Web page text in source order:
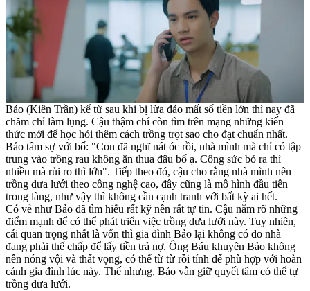
Bảo (Kiên Trần) kể từ sau khi bị lừa đảo mất số tiền lớn thì nay đã
chăm chỉ làm lụng. Cậu thậm chí còn tìm trên mạng những kiến
thức mới để học hỏi thêm cách trồng trọt sao cho đạt chuẩn nhất.
Bảo tâm sự với bố: "Con đã nghĩ nát óc rồi, nhà mình mà chỉ có tập
trung vào trồng rau không ăn thua đâu bố ạ. Công sức bỏ ra thì
nhiều mà rủi ro thì lớn". Tiếp theo đó, cậu cho rằng nhà mình nên
trồng dưa lưới theo công nghệ cao, đây cũng là mô hình đầu tiên
trong làng, như vậy thì không cần cạnh tranh với bất kỳ ai hết.
Có vẻ như Bảo đã tìm hiểu rất kỹ nên rất tự tin. Cậu nắm rõ những
điểm mạnh để có thể phát triển việc trồng dưa lưới này. Tuy nhiên,
cái quan trọng nhất là vốn thì gia đình Bảo lại không có do nhà
đang phải thế chấp để lấy tiền trả nợ. Ông Báu khuyên Bảo không
nên nóng vội và thất vọng, có thể từ từ rồi tính để phù hợp với hoàn
cảnh gia đình lúc này. Thế nhưng, Bảo vẫn giữ quyết tâm có thể tự
trồng dưa lưới.